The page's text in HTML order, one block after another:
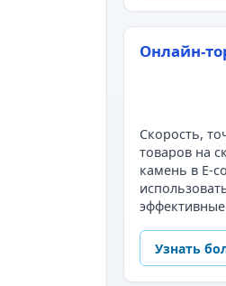
Онлайн-
Скорость,
товаров на
камень в E-
Узнать